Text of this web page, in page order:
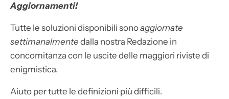
Aggiornamenti!
Tutte le soluzioni disponibili sonoaggiornate
settimanalmente dalla nostra Redazione in
concomitanza con le uscite delle maggiori riviste di
enigmistica.
Aiuto per tutte le definizioni più difficili.